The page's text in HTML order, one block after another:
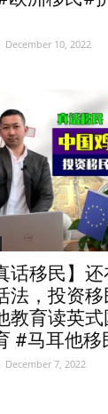
December 10, 2022
话移民】
法，投资
教育读英
#马耳他
December 7, 2022